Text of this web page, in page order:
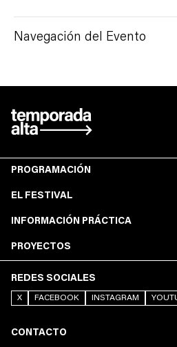
Navegación del Evento
PROGRAMACIÓN
EL FESTIVAL
INFORMACIÓN PRÁCTICA
PROYECTOS
REDES SOCIALES
X FACEBOOK INSTAGRAM
CONTACTO